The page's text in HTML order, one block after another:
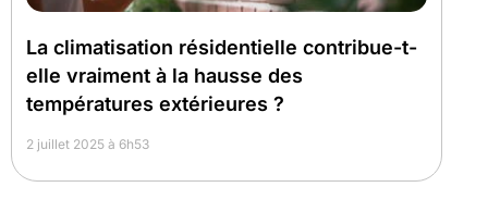
La climatisation résidentielle contribue-t-
elle vraiment à la hausse des
températures extérieures ?
2 juillet 2025 à 6h53